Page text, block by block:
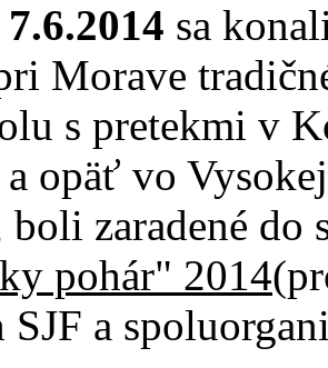
7.6.2014 sa
Morave
s pretekmi v
opäť vo
zaradené do
pohár" 2014
SJF a